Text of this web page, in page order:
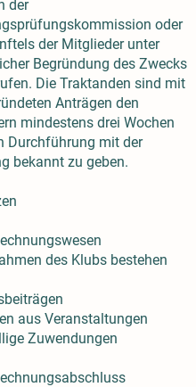
der
oder
der Mitglieder unter
Begründung des Zwecks
Die Traktanden sind mit
Anträgen den
mindestens drei Wochen
Durchführung mit der
bekannt zu geben.
des Klubs bestehen
aus Veranstaltungen
Zuwendungen